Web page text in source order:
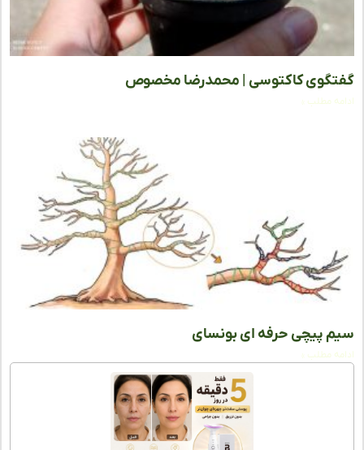
کاکتوسی | محمدرضا مخصوص
مطلب »
پیچی حرفه ای بونسای
مطلب »